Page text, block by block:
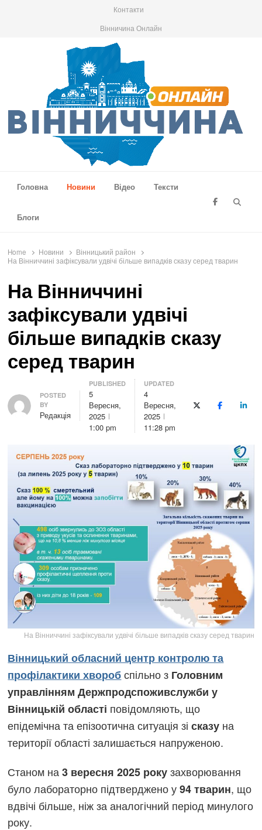
Контакти
Вінничина Онлайн
Головна
Новини Відео Тексти
Блоги
Home Новини
Вінницький район
На Вінниччині зафіксували удвічі більше випадків сказу серед тварин
На Вінниччині
зафіксували удвічі
більше випадків сказу
серед тварин
Author
POSTED
BY
Редакція
PUBLISHED
5
Вересня,
2025
1:00 pm
UPDATED
4
Вересня,
2025
11:28 pm
X (Twitter)Facebook
На Вінниччині зафіксували удвічі більше випадків сказу серед тварин
Вінницький обласний центр контролю та
профілактики хворобспільно з Головним
управлінням Держпродспоживслужби у
Вінницькій області повідомляють, що
епідемічна та епізоотична ситуація зісказу на
території області залишається напруженою.
Станом на3 вересня 2025 рокузахворювання
було лабораторно підтверджено у94 тварин, що
вдвічі більше, ніж за аналогічний період минулого
року.